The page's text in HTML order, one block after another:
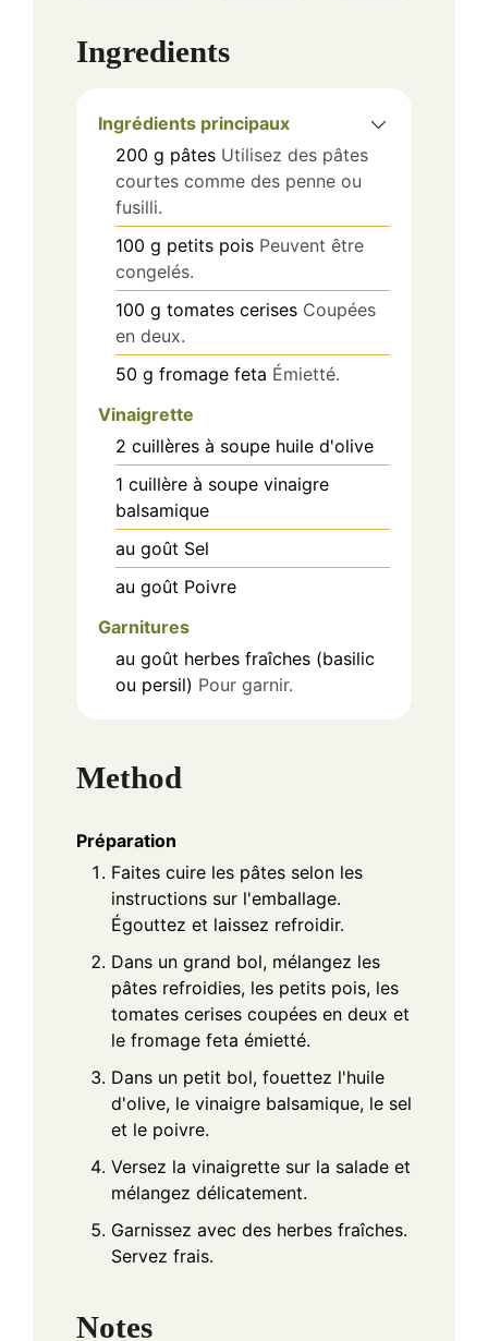
Ingredients
Ingrédients principaux
200 g pâtes Utilisez des pâtes
courtes comme des penne ou
fusilli.
100 g petits pois Peuvent être
congelés.
100 g tomates cerises Coupées
en deux.
50 g fromage feta Émietté.
Vinaigrette
2 cuillères à soupe huile d'olive
1 cuillère à soupe vinaigre
balsamique
au goût Sel
au goût Poivre
Garnitures
au goût herbes fraîches (basilic
ou persil) Pour garnir.
Method
Préparation
Faites cuire les pâtes selon les
instructions sur l'emballage.
Égouttez et laissez refroidir.
Dans un grand bol, mélangez les
pâtes refroidies, les petits pois, les
tomates cerises coupées en deux et
le fromage feta émietté.
Dans un petit bol, fouettez l'huile
d'olive, le vinaigre balsamique, le sel
et le poivre.
Versez la vinaigrette sur la salade et
mélangez délicatement.
Garnissez avec des herbes fraîches.
Servez frais.
Notes